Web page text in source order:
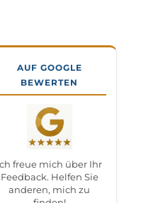
AUF GOOGLE
BEWERTEN
freue mich über Ihr
Feedback. Helfen Sie
anderen, mich zu